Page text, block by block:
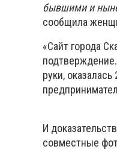
бывшими и
сообщила
«Сайт города
руки,
И
совместные